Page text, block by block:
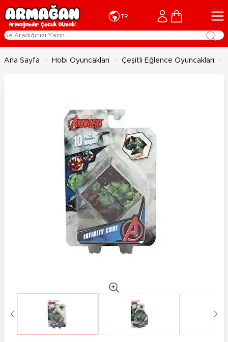
İçeriğe geç
TR Cart
Ana Sayfa > Hobi Oyuncakları > Çeşitli Eğlence Oyuncakları >